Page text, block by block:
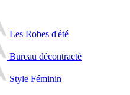
Les Robes d'été
Bureau décontracté
Style Féminin